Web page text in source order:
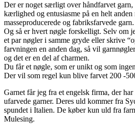
Der er noget særligt over håndfarvet
kærlighed og entusiasme på en helt anden
masseproducerede og fabriksfarvede garn.
Og så er hvert nøgle forskelligt. Selv om
et par nøgler i samme gryde eller skrive
farvningen en anden dag, så vil
og det er en del af charmen.
Du får et nøgle, som er unikt og som
Der vil som regel kun blive farvet 200 -
Garnet får jeg fra et engelsk firma, der har
ufarvede garner. Deres uld kommer fra
spundet i Italien. De køber kun uld fra
Mulesing.